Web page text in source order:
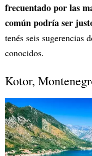
frecuentado por las
común podría ser
tenés seis sugerencias
conocidos.
Kotor,